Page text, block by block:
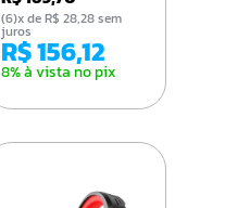
R$ 156,12
8% à vista no pix
(6)x de R$ 28,28 sem
juros